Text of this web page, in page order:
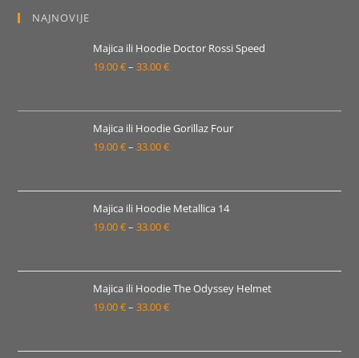
NAJNOVIJE
Majica ili Hoodie Doctor Rossi Speed
19.00€– 33.00€Raspon
19.00 €
do
Majica ili Hoodie Gorillaz Four
19.00€– 33.00€Raspon
19.00 €
do
Majica ili Hoodie Metallica 14
19.00€– 33.00€Raspon
19.00 €
do
Majica ili Hoodie The Odyssey Helmet
19.00€– 33.00€Raspon